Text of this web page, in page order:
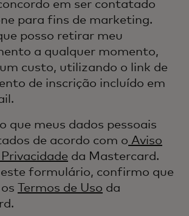
em ser contatado
para fins de marketing.
posso retirar meu
a qualquer momento,
custo, utilizando o link de
de inscrição incluído em
que meus dados pessoais
de acordo com o Aviso
da Mastercard.
formulário, confirmo que
Termos de Uso da